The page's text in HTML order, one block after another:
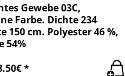
Gewebe 03C,
Farbe. Dichte 234
150 cm. Polyester 46 %,
54%
*